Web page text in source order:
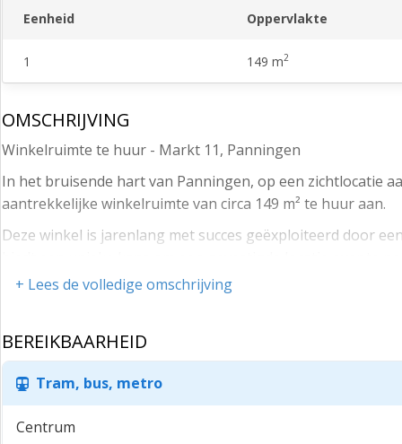
Eenheid Oppervlakte
1 149 m2
OMSCHRIJVING
Winkelruimte te huur - Markt 11, Panningen
In het bruisende hart van Panningen, op een zichtlocatie
aantrekkelijke winkelruimte van circa 149 m² te huur aan.
Deze winkel is jarenlang met succes geëxploiteerd door
De winkel is strategisch gelegen aan een belangrijke
zichtbaarheid en volop mogelijkheden voor sterke
De omgeving kenmerkt zich door een gevarieerd en sterk
Douglas, Intertoys en Primera, aangevuld met diverse
horecagelegenheden en terrassen in de directe
+ Lees de volledige omschrijving
BEREIKBAARHEID
Tram, bus, metro
Centrum